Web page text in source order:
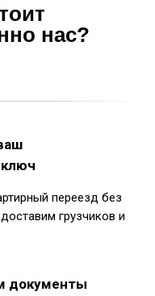
нас?
документы
переезд без
грузчиков и